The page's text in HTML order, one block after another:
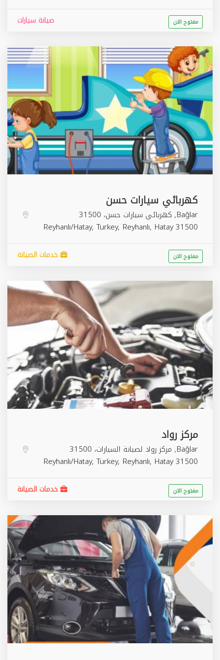
صيانة سيارات مفتوح الان
كهربائي سيارات حسن
Bağlar, كهربائي سيارات حسن، 31500
Reyhanlı/Hatay, Turkey, Reyhanlı, Hatay31500
خدمات الصيانة مفتوح الان
مركز رواد
Bağlar, مركز رواد لصيانة السيارات، 31500
Reyhanlı/Hatay, Turkey, Reyhanlı, Hatay31500
خدمات الصيانة مفتوح الان